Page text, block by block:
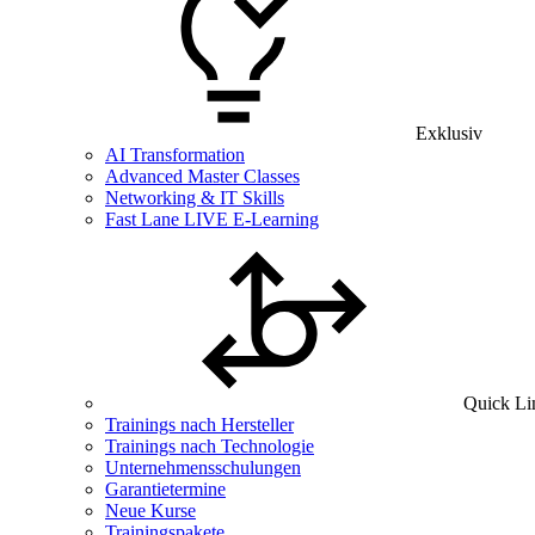
Exklusiv
AI Transformation
Advanced Master Classes
Networking & IT Skills
Fast Lane LIVE E-Learning
Quick
Trainings nach Hersteller
Trainings nach Technologie
Unternehmensschulungen
Garantietermine
Neue Kurse